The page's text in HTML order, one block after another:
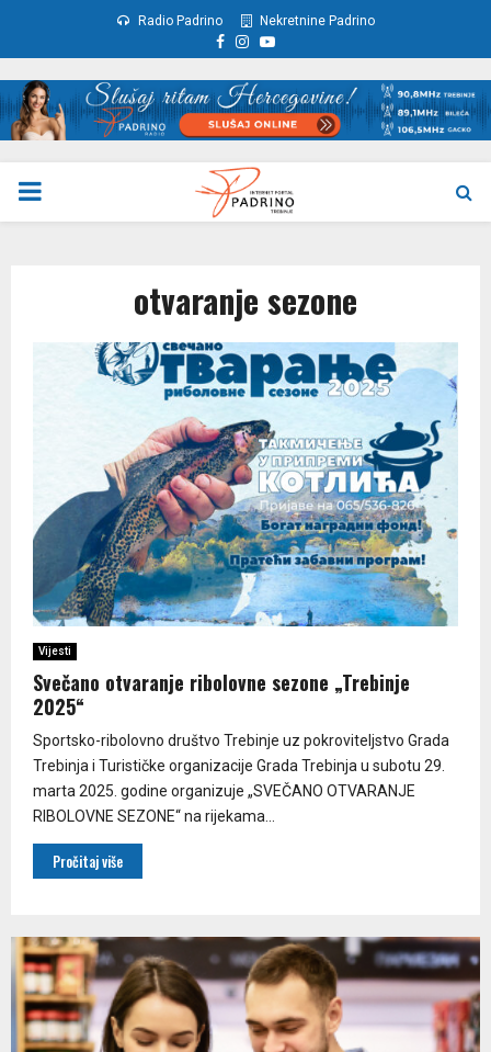
Radio Padrino Nekretnine Padrino
Facebook
Instagram
Youtube
PRIMARY
otvaranje sezone
Vijesti
Svečano otvaranje ribolovne sezone „Trebinje
2025“
Sportsko-ribolovno društvo Trebinje uz pokroviteljstvo Grada
Trebinja i Turističke organizacije Grada Trebinja u subotu 29.
marta 2025. godine organizuje „SVEČANO OTVARANJE
RIBOLOVNE SEZONE“ na rijekama...
Pročitaj više